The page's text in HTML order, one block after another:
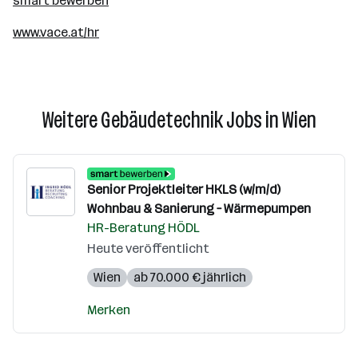
www.vace.at/hr
Weitere Gebäudetechnik Jobs in Wien
Senior Projektleiter HKLS (w/m/d)
Wohnbau & Sanierung – Wärmepumpen
HR-Beratung HÖDL
Heute veröffentlicht
Wien
ab 70.000 € jährlich
Merken